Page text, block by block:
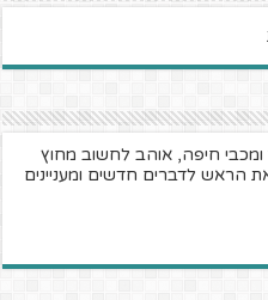
ומכבי חיפה, אוהב לחשוב מחוץ
הראש לדברים חדשים ומעניינים